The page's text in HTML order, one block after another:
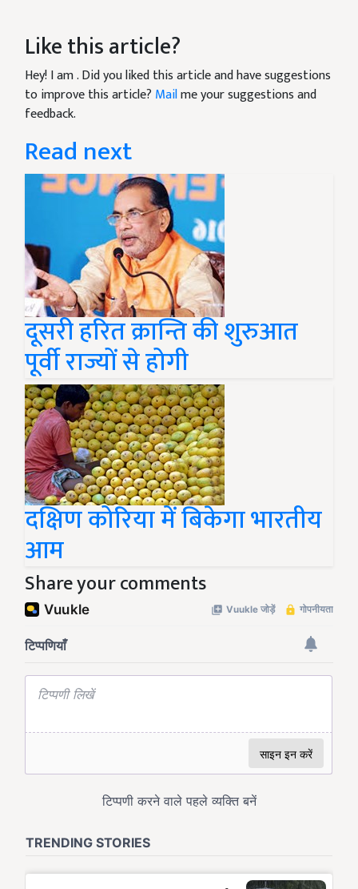
Like this article?
Hey! I am. Did you liked this article and have suggestions
to improve this article? Mailme your suggestions and
feedback.
Read next
दूसरी हरित क्रान्ति की शुरुआत
पूर्वी राज्यों से होगी
दक्षिण कोरिया में बिकेगा भारतीय
आम
Share your comments